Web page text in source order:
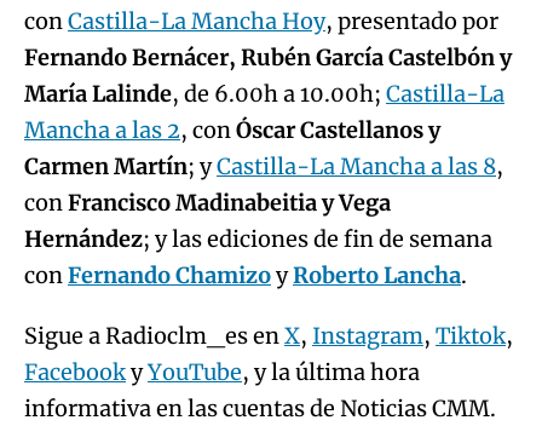
conCastilla-La Mancha Hoy, presentado por
Fernando Bernácer, Rubén García Castelbón y
María Lalinde, de 6.00h a 10.00h; Castilla-La
Mancha a las 2, conÓscar Castellanos y
Carmen Martín; yCastilla-La Mancha a las 8,
conFrancisco Madinabeitia y Vega
Hernández; y las ediciones de fin de semana
conFernando ChamizoyRoberto Lancha.
Sigue a Radioclm_es enX, Instagram, Tiktok,
FacebookyYouTube, y la última hora
informativa en las cuentas de Noticias CMM.